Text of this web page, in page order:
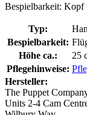
Bespielbarkeit: Kopf
Typ:
Bespielbarkeit:
Höhe ca.:
25
Pflegehinweise:
Hersteller:
The Puppet
Units 2-4 Cam